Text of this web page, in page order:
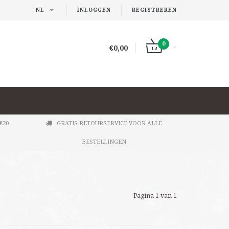
INLOGGEN REGISTREREN
NL
€0,00
0
GRATIS RETOURSERVICE VOOR ALLE
BESTELLINGEN
Pagina 1 van 1